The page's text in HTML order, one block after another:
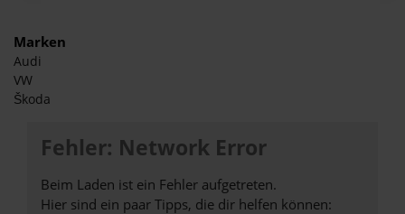
Marken
Audi
VW
Škoda
Fehler: Network Error
Beim Laden ist ein Fehler aufgetreten.
Hier sind ein paar Tipps, die dir helfen können: